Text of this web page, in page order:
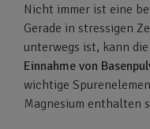
Nicht immer ist eine
Gerade in stressigen
unterwegs ist, kann
Einnahme von
wichtige
Magnesium enthalten